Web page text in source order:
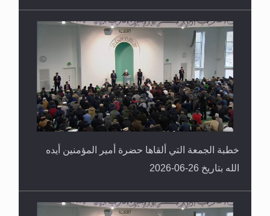
خطبة الجمعة التي ألقاها حضرة أمير المؤمنين أيده
الله بتاريخ 26-06-2026